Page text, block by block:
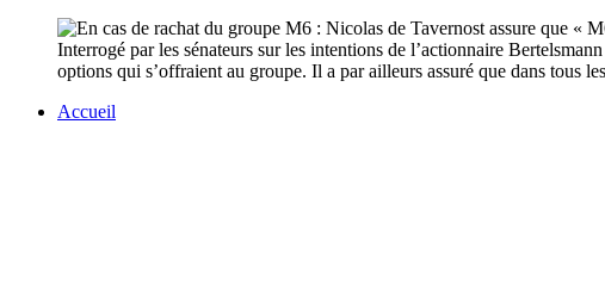
Interrogé par les sénateurs sur les intentions de l’actionnaire
options qui s’offraient au groupe. Il a par ailleurs assuré que dans tous
Accueil